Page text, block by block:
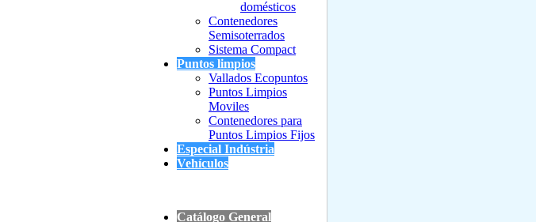
domésticos
Contenedores
Semisoterrados
Sistema Compact
Puntos limpios
Vallados Ecopuntos
Puntos Limpios
Moviles
Contenedores para
Puntos Limpios Fijos
Especial Indústria
Vehículos
Catálogo General